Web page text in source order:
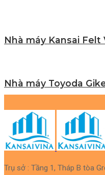
Nhà máy Kansai Felt
Nhà máy Toyoda
Trụ sở : Tầng 1, Tháp B tòa